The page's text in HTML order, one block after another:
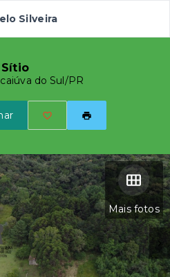
Silveira
Sítio
do Sul/PR
Mais fotos